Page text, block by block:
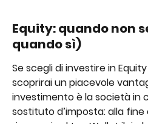
Equity: quando non
quando sì)
Se scegli di investire in
scoprirai un piacevole
investimento è la società in
sostituto d’imposta: alla fine